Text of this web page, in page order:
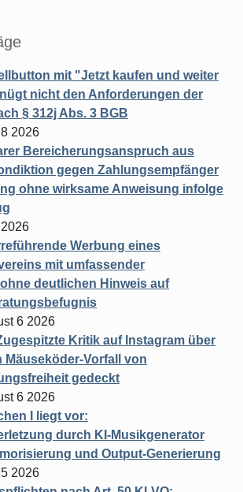
mit "Jetzt kaufen und weiter
nicht den Anforderungen der
§ 312j Abs. 3 BGB
2026
Bereicherungsanspruch aus
gegen Zahlungsempfänger
ohne wirksame Anweisung infolge
Werbung eines
mit umfassender
deutlichen Hinweis auf
6 2026
Kritik auf Instagram über
Mäuseköder-Vorfall von
gedeckt
6 2026
I liegt vor:
durch KI-Musikgenerator
und Output-Generierung
2026